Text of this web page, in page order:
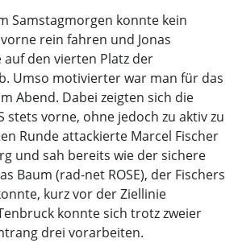
Samstagmorgen konnte kein
vorne rein fahren und Jonas
den vierten Platz der
Umso motivierter war man für das
Abend. Dabei zeigten sich die
stets vorne, ohne jedoch zu aktiv zu
Runde attackierte Marcel Fischer
und sah bereits wie der sichere
Baum (rad-net ROSE), der Fischers
kurz vor der Ziellinie
konnte sich trotz zweier
drei vorarbeiten.